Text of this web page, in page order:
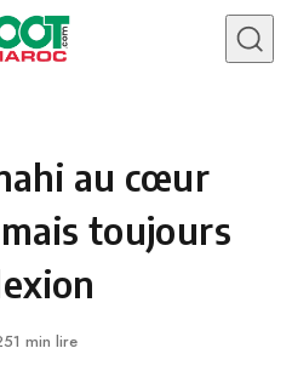
au cœur
toujours
1 min lire